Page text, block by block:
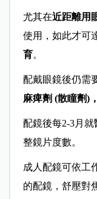
尤其在近距離用
使用，如此才可
育。
配戴眼鏡後仍需
麻痺劑 (散瞳劑)
配鏡後每2-3月
整鏡片度數。
成人配鏡可依工
的配鏡，舒壓對